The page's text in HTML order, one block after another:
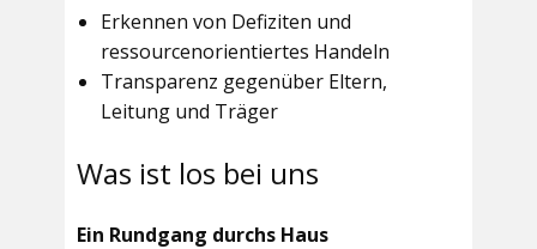
Erkennen von Defiziten und
ressourcenorientiertes Handeln
Transparenz gegenüber Eltern,
Leitung und Träger
Was ist los bei uns
Ein Rundgang durchs Haus